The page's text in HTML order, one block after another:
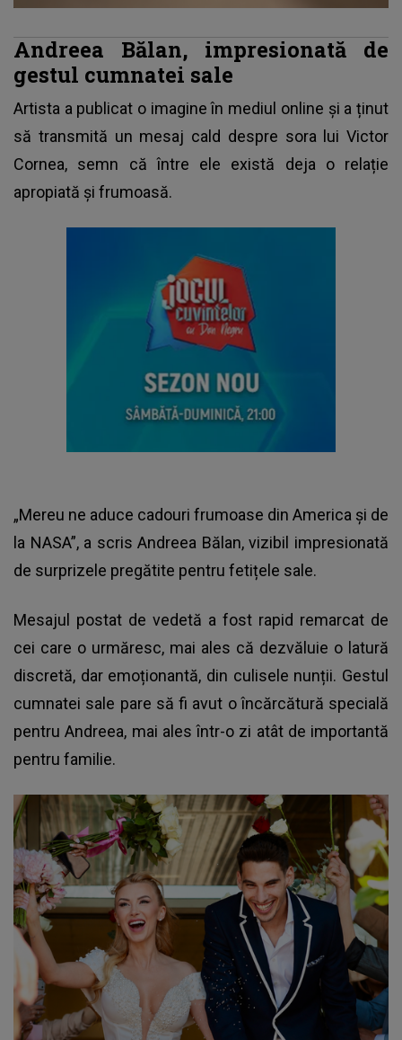
Andreea Bălan, impresionată de
gestul cumnatei sale
Artista a publicat o imagine în mediul online și a ținut
să transmită un mesaj cald despre sora lui Victor
Cornea, semn că între ele există deja o relație
apropiată și frumoasă.
„Mereu ne aduce cadouri frumoase din America și de
la NASA”, a scris Andreea Bălan, vizibil impresionată
de surprizele pregătite pentru fetițele sale.
Mesajul postat de vedetă a fost rapid remarcat de
cei care o urmăresc, mai ales că dezvăluie o latură
discretă, dar emoționantă, din culisele nunții. Gestul
cumnatei sale pare să fi avut o încărcătură specială
pentru Andreea, mai ales într-o zi atât de importantă
pentru familie.